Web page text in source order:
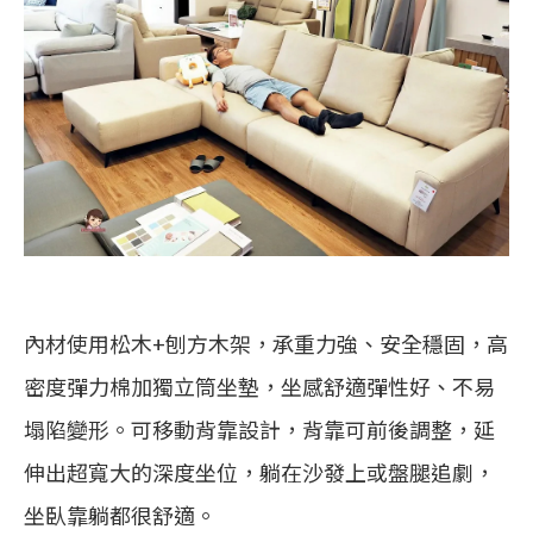
內材使用松木+刨方木架，承重力強、安全穩固，高
密度彈力棉加獨立筒坐墊，坐感舒適彈性好、不易
塌陷變形。可移動背靠設計，背靠可前後調整，延
伸出超寬大的深度坐位，躺在沙發上或盤腿追劇，
坐臥靠躺都很舒適。